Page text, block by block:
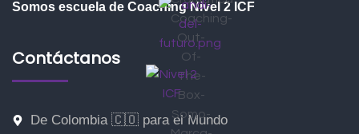
Somos escuela de Coaching Nivel 2 ICF
Contáctanos
De Colombia 🇨🇴 para el Mundo